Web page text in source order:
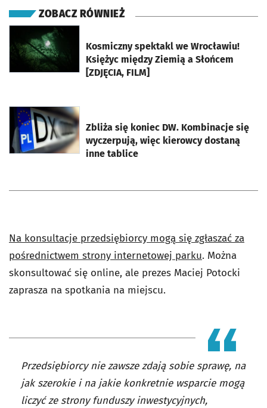
ZOBACZ RÓWNIEŻ
Kosmiczny spektakl we Wrocławiu!
Księżyc między Ziemią a Słońcem
[ZDJĘCIA, FILM]
otworzy się w nowej karcie
Zbliża się koniec DW. Kombinacje się
wyczerpują, więc kierowcy dostaną
inne tablice
otworzy się w nowej karcie
Na konsultacje przedsiębiorcy mogą się zgłaszać za
pośrednictwem strony internetowej parku. Można
skonsultować się online, ale prezes Maciej Potocki
zaprasza na spotkania na miejscu.
Przedsiębiorcy nie zawsze zdają sobie sprawę, na
jak szerokie i na jakie konkretnie wsparcie mogą
liczyć ze strony funduszy inwestycyjnych,